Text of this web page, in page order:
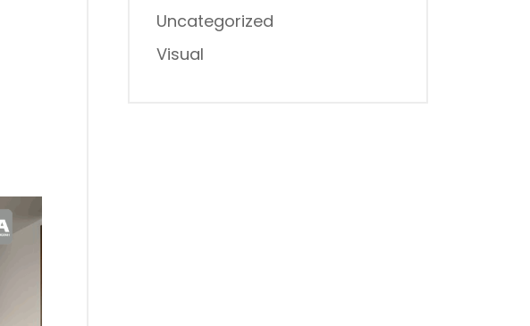
Uncategorized
Visual